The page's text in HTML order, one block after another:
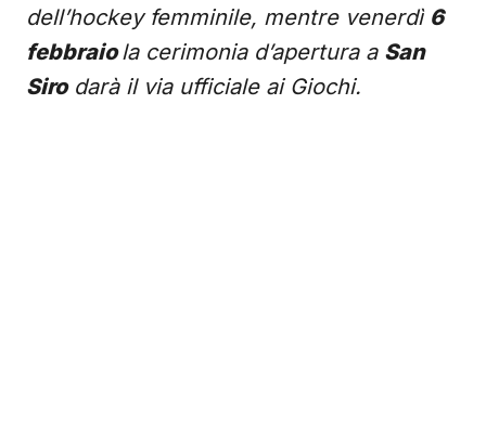
dell’hockey femminile, mentre venerdì 6
febbraiola cerimonia d’apertura a San
Sirodarà il via ufficiale ai Giochi.